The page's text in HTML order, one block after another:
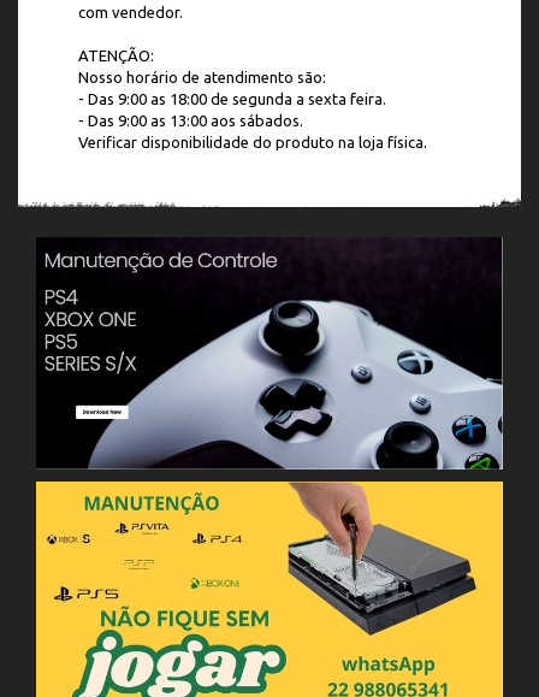
com vendedor.
ATENÇÃO:
Nosso horário de atendimento são:
- Das 9:00 as 18:00 de segunda a sexta feira.
- Das 9:00 as 13:00 aos sábados.
Verificar disponibilidade do produto na loja física.